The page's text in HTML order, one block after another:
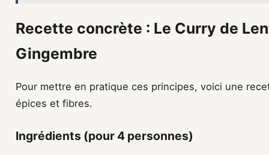
Recette concrète : Le Curry de
Gingembre
Pour mettre en pratique ces principes, voici une
épices et fibres.
Ingrédients (pour 4 personnes)